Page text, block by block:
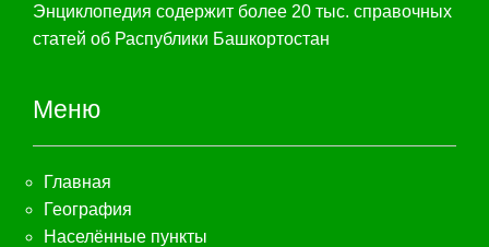
Энциклопедия содержит более 20 тыс. справочных
статей об Распублики Башкортостан
Меню
Главная
География
Населённые пункты